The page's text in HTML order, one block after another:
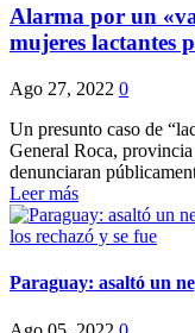
Alarma por un
mujeres lactantes
Ago 27, 2022 0
Un presunto caso de
General Roca,
denunciaran
Leer más
Paraguay: asaltó un